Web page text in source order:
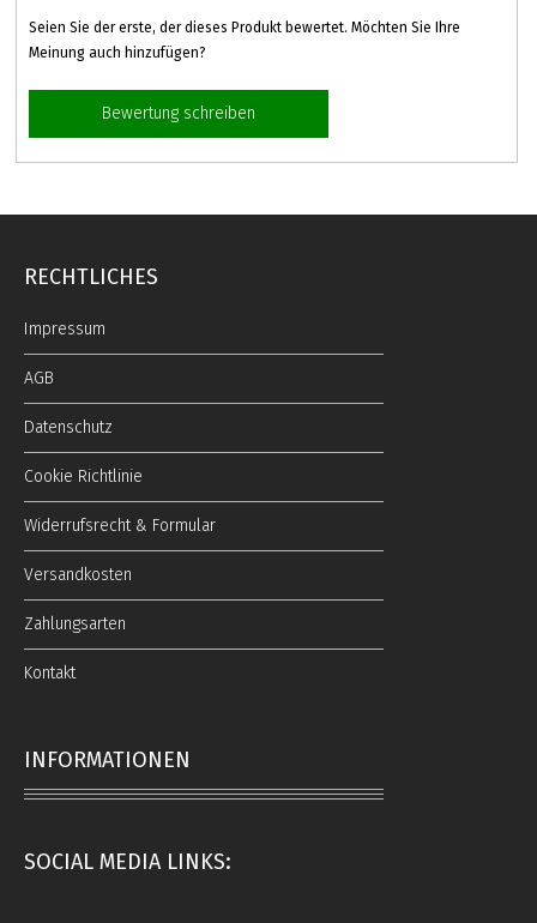
Seien Sie der erste, der dieses Produkt bewertet. Möchten Sie Ihre
Meinung auch hinzufügen?
Bewertung schreiben
RECHTLICHES
Impressum
AGB
Datenschutz
Cookie Richtlinie
Widerrufsrecht & Formular
Versandkosten
Zahlungsarten
Kontakt
INFORMATIONEN
SOCIAL MEDIA LINKS: